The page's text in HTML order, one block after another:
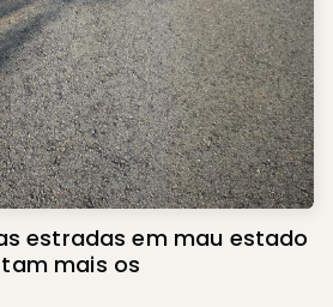
estradas em mau estado
mais os